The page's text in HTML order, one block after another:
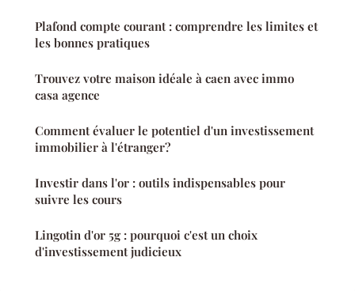
Plafond compte courant : comprendre les limites et
les bonnes pratiques
Trouvez votre maison idéale à caen avec immo
casa agence
Comment évaluer le potentiel d'un investissement
immobilier à l'étranger?
Investir dans l'or : outils indispensables pour
suivre les cours
Lingotin d'or 5g : pourquoi c'est un choix
d'investissement judicieux